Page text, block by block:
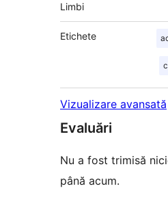
Limbi
Etichete
Vizualizare avansată
Evaluări
Nu a fost trimisă
până acum.